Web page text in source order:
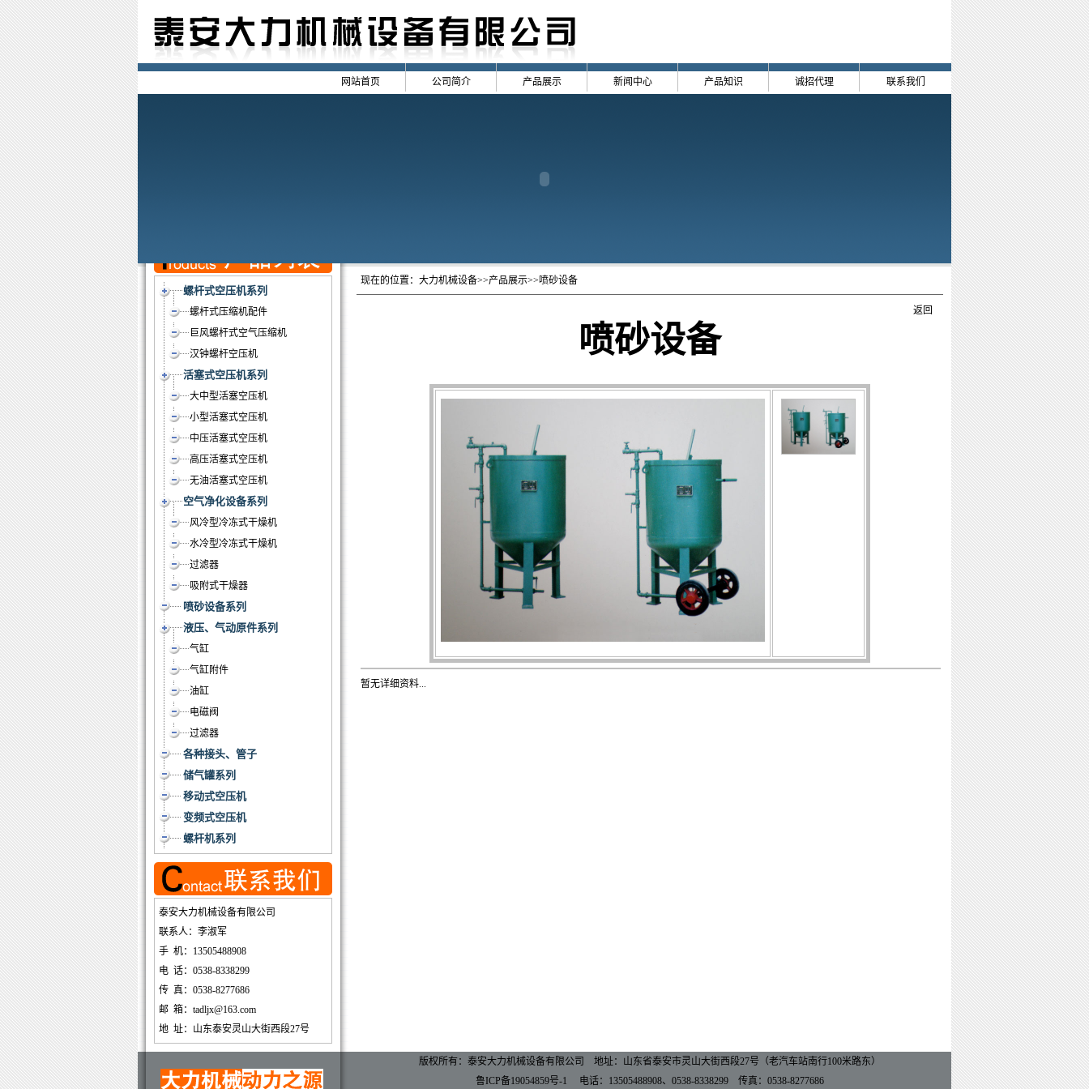
网站首页 公司简介 产品展示 新闻中心 产品知识 诚招代理 联系我们
螺杆式空压机系列
螺杆式压缩机配件
巨风螺杆式空气压缩机
汉钟螺杆空压机
活塞式空压机系列
大中型活塞空压机
小型活塞式空压机
中压活塞式空压机
高压活塞式空压机
无油活塞式空压机
空气净化设备系列
风冷型冷冻式干燥机
水冷型冷冻式干燥机
过滤器
吸附式干燥器
喷砂设备系列
液压、气动原件系列
气缸
气缸附件
油缸
电磁阀
过滤器
各种接头、管子
储气罐系列
移动式空压机
变频式空压机
螺杆机系列
泰安大力机械设备有限公司
联系人：李淑军
手 机：13505488908
电 话：0538-8338299
传 真：0538-8277686
邮 箱：tadljx@163.com
地 址：山东泰安灵山大街西段27号
现在的位置： 大力机械设备>>产品展示>>喷砂设备
返回
喷砂设备
暂无详细资料...
版权所有：泰安大力机械设备有限公司
地址：山东省泰安市灵山大街西段27号（老汽车站南行100米路东）
鲁ICP备19054859号-1 电话：13505488908、0538-8338299 传真：0538-8277686